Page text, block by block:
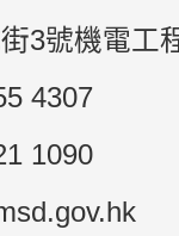
3號機電工
4307
1090